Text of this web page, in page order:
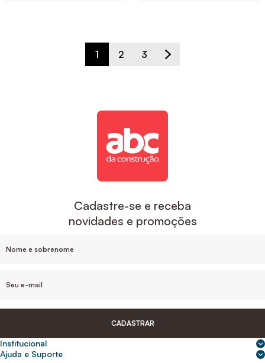
1 2 3
Cadastre-se e receba
novidades e promoções
CADASTRAR
Institucional
Sobre nós
Ajuda e Suporte